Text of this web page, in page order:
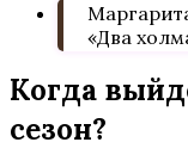
«Два
Когда
сезон?